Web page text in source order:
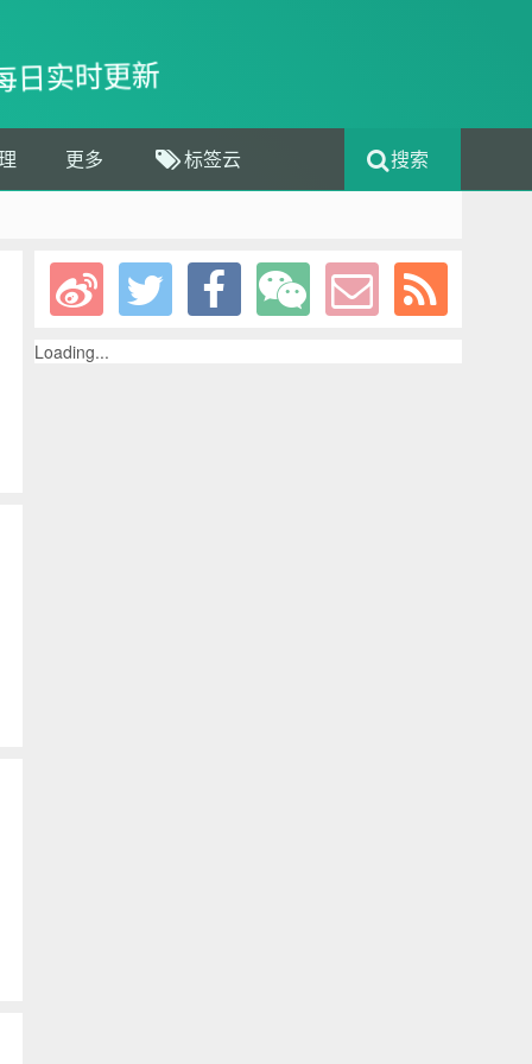
日实时更新
更多 标签云 搜索
Loading...